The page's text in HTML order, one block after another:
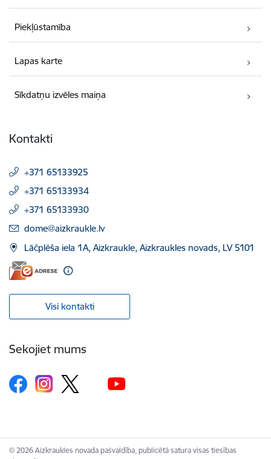
Piekļūstamība
Lapas karte
Sīkdatņu izvēles maiņa
Kontakti
+371 65133925
+371 65133934
+371 65133930
E-pasts:
dome@aizkraukle.lv
Lāčplēša iela 1A, Aizkraukle, Aizkraukles novads, LV 5101
Visi kontakti
Sekojiet mums
© 2026 Aizkraukles novada pašvaldība, publicētā satura visas tiesības